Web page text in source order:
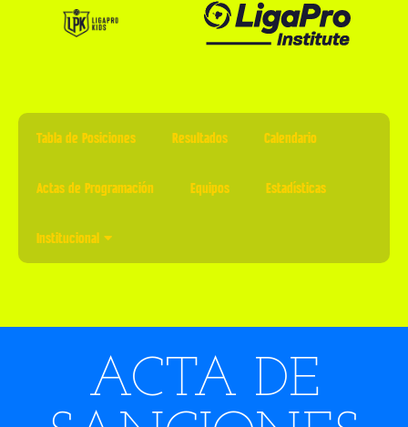
Tabla de Posiciones Resultados Calendario
Actas de Programación Equipos Estadísticas
Institucional
ACTA DE